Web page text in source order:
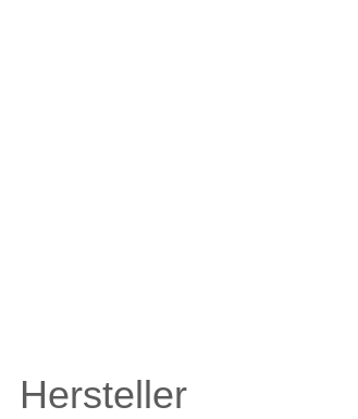
Hersteller